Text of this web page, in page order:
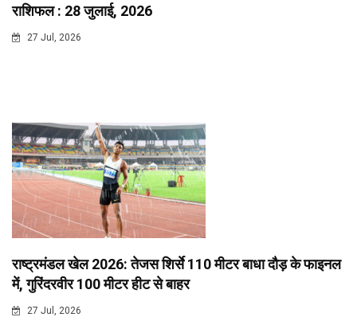
राशिफल : 28 जुलाई, 2026
27 Jul, 2026
राष्ट्रमंडल खेल 2026: तेजस शिर्से 110 मीटर बाधा दौड़ के फाइनल
में, गुरिंदरवीर 100 मीटर हीट से बाहर
27 Jul, 2026